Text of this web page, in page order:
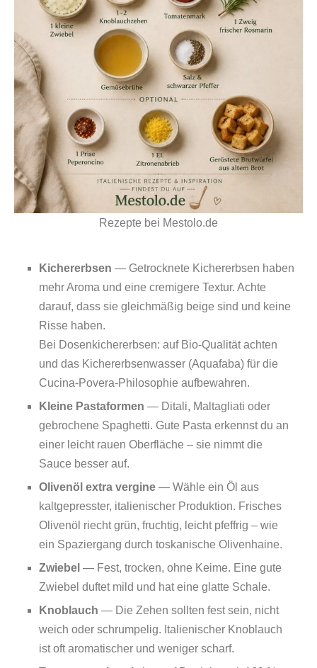
Rezepte bei Mestolo.de
Kichererbsen — Getrocknete Kichererbsen haben
mehr Aroma und eine cremigere Textur. Achte
darauf, dass sie gleichmäßig beige sind und keine
Risse haben.
Bei Dosenkichererbsen: auf Bio‑Qualität achten
und das Kichererbsenwasser (Aquafaba) für die
Cucina‑Povera‑Philosophie aufbewahren.
Kleine Pastaformen — Ditali, Maltagliati oder
gebrochene Spaghetti. Gute Pasta erkennst du an
einer leicht rauen Oberfläche – sie nimmt die
Sauce besser auf.
Olivenöl extra vergine — Wähle ein Öl aus
kaltgepresster, italienischer Produktion. Frisches
Olivenöl riecht grün, fruchtig, leicht pfeffrig – wie
ein Spaziergang durch toskanische Olivenhaine.
Zwiebel — Fest, trocken, ohne Keime. Eine gute
Zwiebel duftet mild und hat eine glatte Schale.
Knoblauch — Die Zehen sollten fest sein, nicht
weich oder schrumpelig. Italienischer Knoblauch
ist oft aromatischer und weniger scharf.